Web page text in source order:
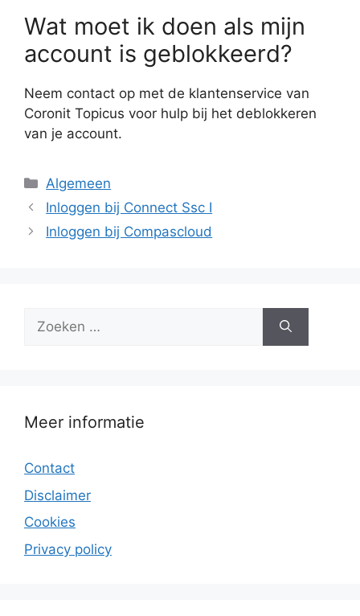
Wat moet ik doen als mijn
account is geblokkeerd?
Neem contact op met de klantenservice van
Coronit Topicus voor hulp bij het deblokkeren
van je account.
Categorieën
Algemeen
Inloggen bij Connect Ssc I
Inloggen bij Compascloud
Zoek
Meer informatie
Contact
Disclaimer
Cookies
Privacy policy